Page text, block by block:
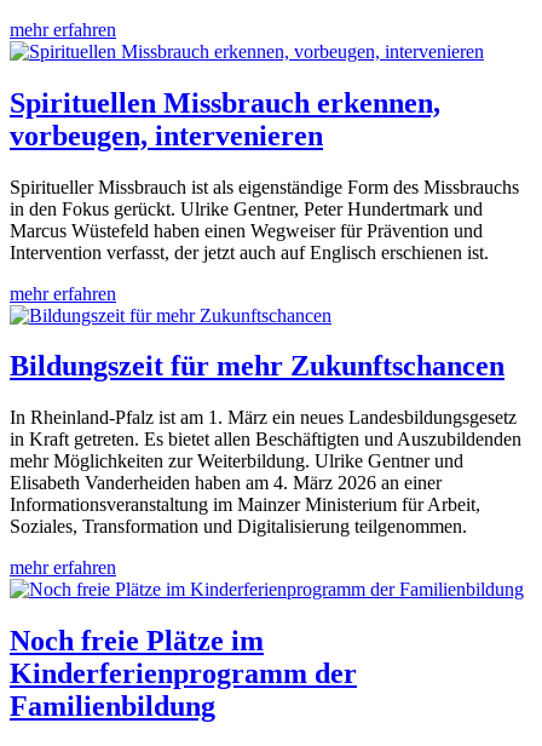
mehr erfahren
Spirituellen Missbrauch erkennen,
vorbeugen, intervenieren
Spiritueller Missbrauch ist als eigenständige Form des Missbrauchs
in den Fokus gerückt. Ulrike Gentner, Peter Hundertmark und
Marcus Wüstefeld haben einen Wegweiser für Prävention und
Intervention verfasst, der jetzt auch auf Englisch erschienen ist.
mehr erfahren
Bildungszeit für mehr Zukunftschancen
In Rheinland-Pfalz ist am 1. März ein neues Landesbildungsgesetz
in Kraft getreten. Es bietet allen Beschäftigten und Auszubildenden
mehr Möglichkeiten zur Weiterbildung. Ulrike Gentner und
Elisabeth Vanderheiden haben am 4. März 2026 an einer
Informationsveranstaltung im Mainzer Ministerium für Arbeit,
Soziales, Transformation und Digitalisierung teilgenommen.
mehr erfahren
Noch freie Plätze im
Kinderferienprogramm der
Familienbildung